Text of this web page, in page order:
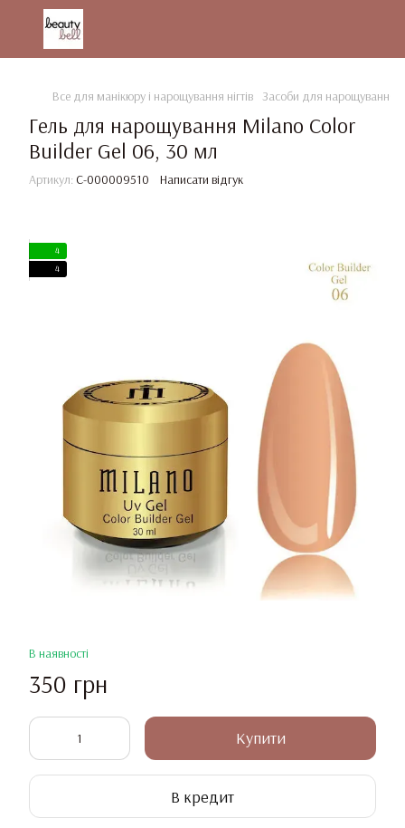
Все для манікюру і нарощування нігтів Засоби для нарощування та
Гель для нарощування Milano Color
Builder Gel 06, 30 мл
Артикул: С-000009510 Написати відгук
4
4
В наявності
350 грн
Купити
В кредит